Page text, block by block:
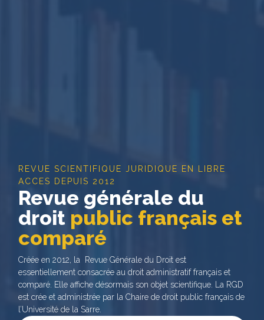
REVUE SCIENTIFIQUE JURIDIQUE EN LIBRE
ACCES DEPUIS 2012
Revue générale du
droit public français et
comparé
Créée en 2012, la Revue Générale du Droit est
essentiellement consacrée au droit administratif français et
comparé. Elle affiche désormais son objet scientifique. La RGD
est crée et administrée par la Chaire de droit public français de
l’Université de la Sarre.